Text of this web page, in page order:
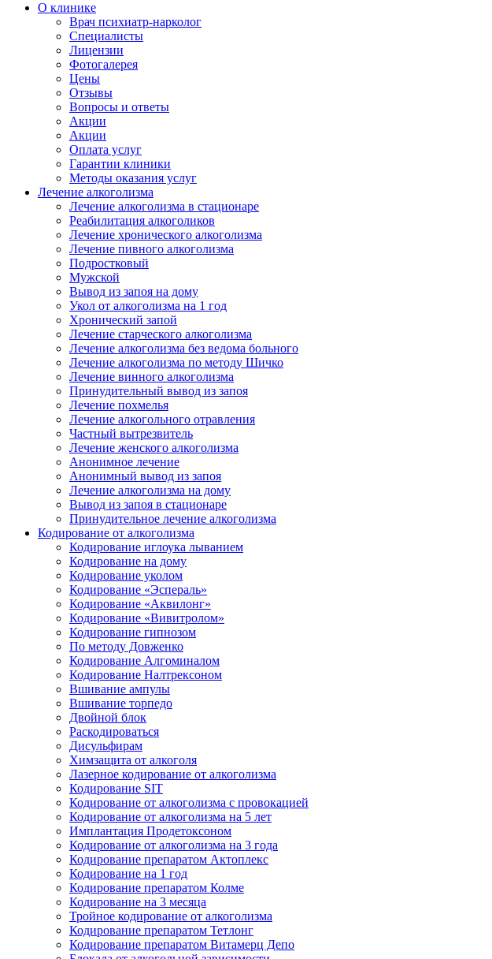
О клинике
Врач психиатр-нарколог
Специалисты
Лицензии
Фотогалерея
Цены
Отзывы
Вопросы и ответы
Акции
Акции
Оплата услуг
Гарантии клиники
Методы оказания услуг
Лечение алкоголизма
Лечение алкоголизма в стационаре
Реабилитация алкоголиков
Лечение хронического алкоголизма
Лечение пивного алкоголизма
Подростковый
Мужской
Вывод из запоя на дому
Укол от алкоголизма на 1 год
Хронический запой
Лечение старческого алкоголизма
Лечение алкоголизма без ведома больного
Лечение алкоголизма по методу Шичко
Лечение винного алкоголизма
Принудительный вывод из запоя
Лечение похмелья
Лечение алкогольного отравления
Частный вытрезвитель
Лечение женского алкоголизма
Анонимное лечение
Анонимный вывод из запоя
Лечение алкоголизма на дому
Вывод из запоя в стационаре
Принудительное лечение алкоголизма
Кодирование от алкоголизма
Кодирование иглоука лыванием
Кодирование на дому
Кодирование уколом
Кодирование «Эспераль»
Кодирование «Аквилонг»
Кодирование «Вивитролом»
Кодирование гипнозом
По методу Довженко
Кодирование Алгоминалом
Кодирование Налтрексоном
Вшивание ампулы
Вшивание торпедо
Двойной блок
Раскодироваться
Дисульфирам
Химзащита от алкоголя
Лазерное кодирование от алкоголизма
Кодирование SIT
Кодирование от алкоголизма с провокацией
Кодирование от алкоголизма на 5 лет
Имплантация Продетоксоном
Кодирование от алкоголизма на 3 года
Кодирование препаратом Актоплекс
Кодирование на 1 год
Кодирование препаратом Колме
Кодирование на 3 месяца
Тройное кодирование от алкоголизма
Кодирование препаратом Тетлонг
Кодирование препаратом Витамерц Депо